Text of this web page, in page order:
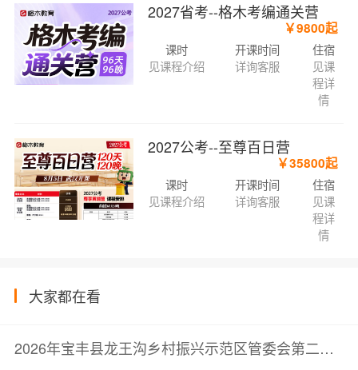
2027省考--格木考编通关营
￥9800起
课时
见课程介绍
开课时间
详询客服
住宿
见课
程详
情
2027公考--至尊百日营
￥35800起
课时
见课程介绍
开课时间
详询客服
住宿
见课
程详
情
大家都在看
2026年宝丰县龙王沟乡村振兴示范区管委会第二批行政村“一村一专员”公益性岗位拟录用人员公示